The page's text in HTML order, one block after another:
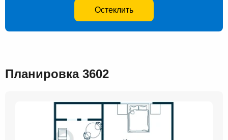
Остеклить
Планировка 3602